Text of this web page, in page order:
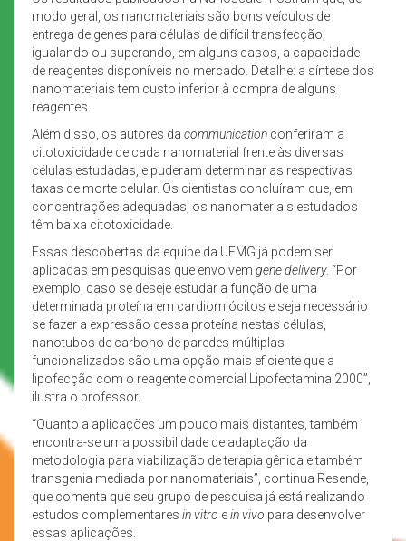
modo geral, os nanomateriais são bons veículos de
entrega de genes para células de difícil transfecção,
igualando ou superando, em alguns casos, a capacidade
de reagentes disponíveis no mercado. Detalhe: a síntese dos
nanomateriais tem custo inferior à compra de alguns
reagentes.
Além disso, os autores da communication conferiram a
citotoxicidade de cada nanomaterial frente às diversas
células estudadas, e puderam determinar as respectivas
taxas de morte celular. Os cientistas concluíram que, em
concentrações adequadas, os nanomateriais estudados
têm baixa citotoxicidade.
Essas descobertas da equipe da UFMG já podem ser
aplicadas em pesquisas que envolvem gene delivery. “Por
exemplo, caso se deseje estudar a função de uma
determinada proteína em cardiomiócitos e seja necessário
se fazer a expressão dessa proteína nestas células,
nanotubos de carbono de paredes múltiplas
funcionalizados são uma opção mais eficiente que a
lipofecção com o reagente comercial Lipofectamina 2000”,
ilustra o professor.
“Quanto a aplicações um pouco mais distantes, também
encontra-se uma possibilidade de adaptação da
metodologia para viabilização de terapia gênica e também
transgenia mediada por nanomateriais”, continua Resende,
que comenta que seu grupo de pesquisa já está realizando
estudos complementares in vitro ein vivo para desenvolver
essas aplicações.